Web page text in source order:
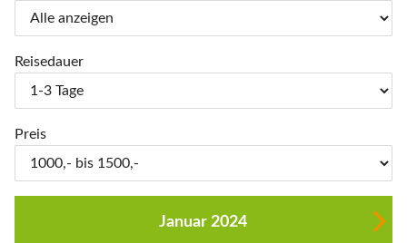
Reisedauer
Preis
Januar 2024